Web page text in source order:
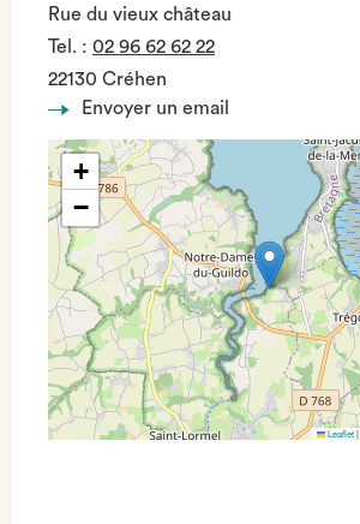
Rue du vieux château
Tel. : 02 96 62 62 22
22130 Créhen
Envoyer un email
+
−
Leaflet|